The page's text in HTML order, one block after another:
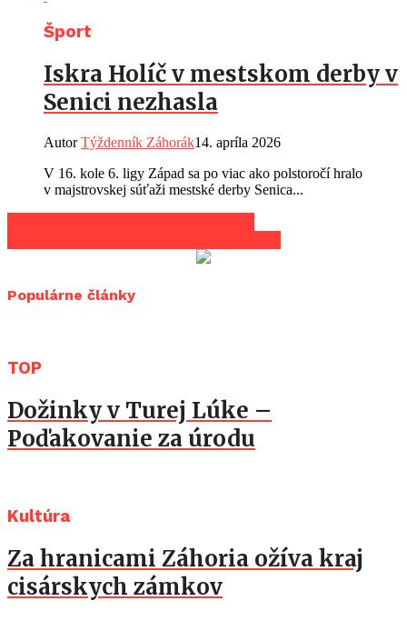
Šport
Iskra Holíč v mestskom derby v
Senici nezhasla
AutorTýždenník Záhorák14. apríla 2026
V 16. kole 6. ligy Západ sa po viac ako polstoročí hralo
v majstrovskej súťaži mestské derby Senica...
Populárne články
TOP
Dožinky v Turej Lúke –
Poďakovanie za úrodu
Kultúra
Za hranicami Záhoria ožíva kraj
cisárskych zámkov